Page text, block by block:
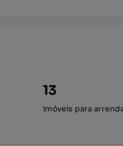
13
imóveis para